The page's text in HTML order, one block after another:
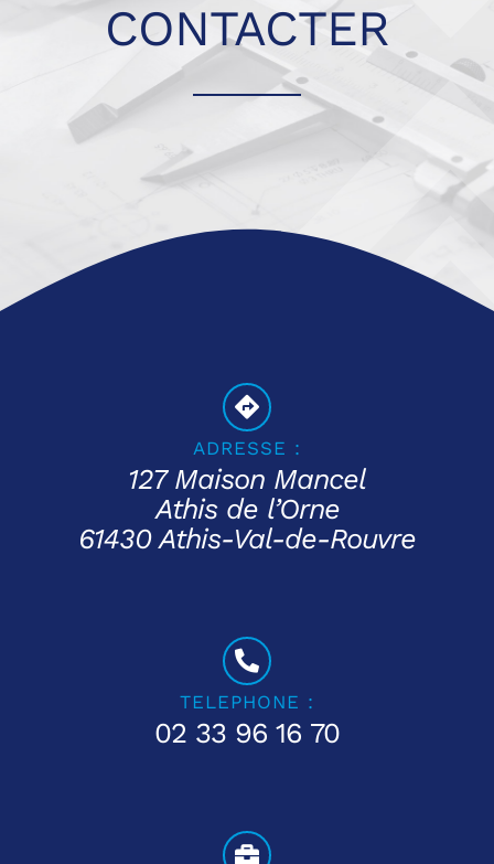
CONTACTER
ADRESSE :
127 Maison Mancel
Athis de l’Orne
61430 Athis-Val-de-Rouvre
TELEPHONE :
02 33 96 16 70